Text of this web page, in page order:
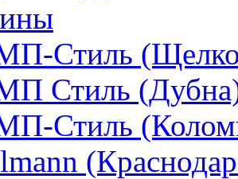
Стиль
Стиль
Стиль